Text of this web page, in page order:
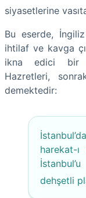
siyasetlerine
Bu eserde,
ihtilaf ve kavga
ikna edici bir
Hazretleri,
demektedir:
harekat-
dehşetli